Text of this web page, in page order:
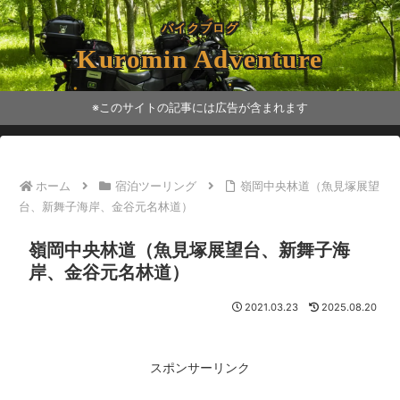
バイクブログ
Kuromin Adventure
※このサイトの記事には広告が含まれます
ホーム 宿泊ツーリング
嶺岡中央林道（魚見塚展望
台、新舞子海岸、金谷元名林道）
嶺岡中央林道（魚見塚展望台、新舞子海
岸、金谷元名林道）
2021.03.23 2025.08.20
スポンサーリンク